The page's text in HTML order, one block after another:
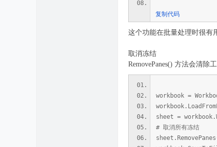
复制代码
这个功能在批量处理时很有
取消冻结
RemovePanes() 方法会清
workbook =
sheet =
# 取消所有冻结